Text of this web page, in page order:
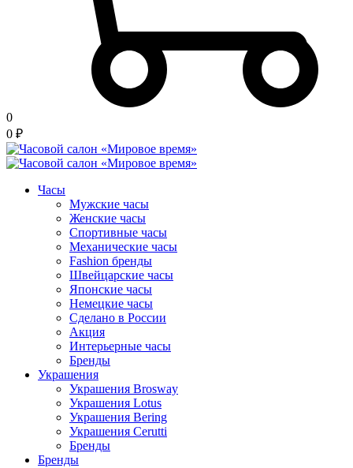
0
0 ₽
Часы
Мужские часы
Женские часы
Спортивные часы
Механические часы
Fashion бренды
Швейцарские часы
Японские часы
Немецкие часы
Сделано в России
Акция
Интерьерные часы
Бренды
Украшения
Украшения Brosway
Украшения Lotus
Украшения Bering
Украшения Cerutti
Бренды
Бренды